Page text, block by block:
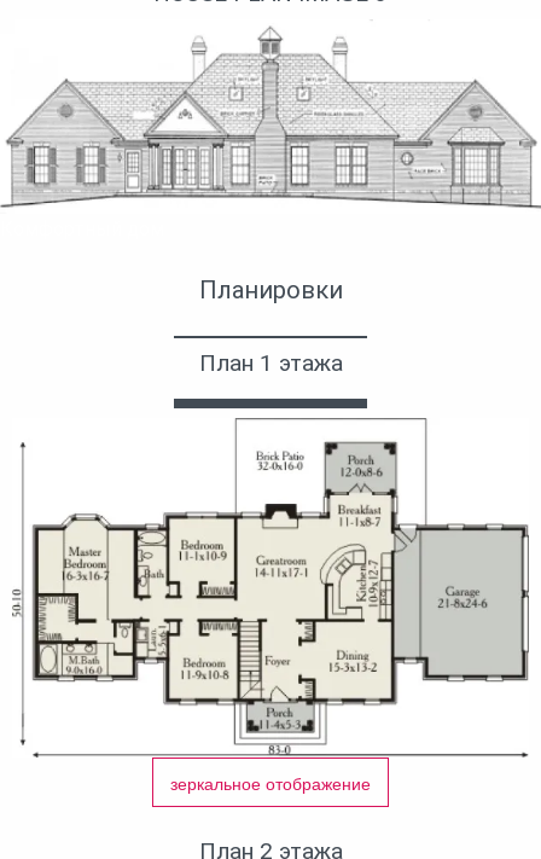
Планировки
План 1 этажа
зеркальное отображение
План 2 этажа